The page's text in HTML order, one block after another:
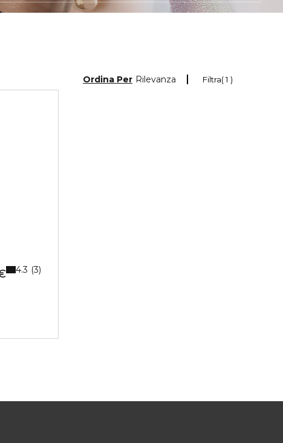
Filtra 1
Ordina Per Rilevanza
4.3 3